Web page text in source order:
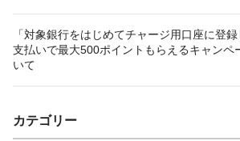
「対象銀行をはじめてチャージ用口座に登
支払いで最大500ポイントもらえるキャンペ
いて
カテゴリー